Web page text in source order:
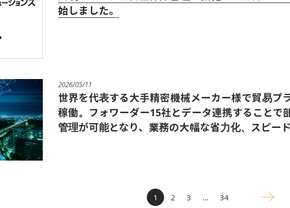
始しました。
2026/05/11
世界を代表する大手精密機械メーカー様で貿易プ
稼働。フォワーダー15社とデータ連携することで
管理が可能となり、業務の大幅な省力化、スピー
1 2 3 … 34